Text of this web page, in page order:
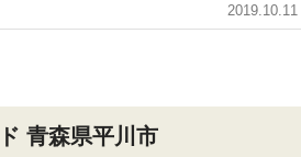
2019.10.11 |
青森県平川市